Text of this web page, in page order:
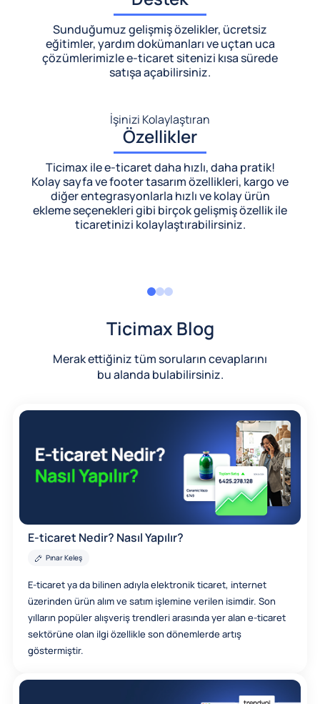
Sunduğumuz gelişmiş özelikler, ücretsiz
eğitimler, yardım dokümanları ve uçtan uca
çözümlerimizlee-ticaret sitenizi kısa sürede
satışa açabilirsiniz.
İşinizi Kolaylaştıran
Özellikler
Ticimax ile e-ticaret daha hızlı, daha pratik!
Kolay sayfa ve footer tasarım özellikleri, kargo ve
diğer entegrasyonlarla hızlı ve kolay ürün
ekleme seçenekleri gibi birçok gelişmiş özellik ile
ticaretinizi kolaylaştırabilirsiniz.
Ticimax Blog
Merak ettiğiniz tüm soruların cevaplarını
bu alanda bulabilirsiniz.
E-ticaret Nedir? Nasıl Yapılır?
Pınar Keleş
E-ticaret ya da bilinen adıyla elektronik ticaret, internet
üzerinden ürün alım ve satım işlemine verilen isimdir. Son
yılların popüler alışveriş trendleri arasında yer alan e-ticaret
sektörüne olan ilgi özellikle son dönemlerde artış
göstermiştir.